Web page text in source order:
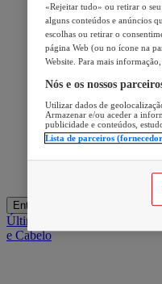
Entrar
Últimas
e Cabelo
«Rejeitar tudo» ou retirar o seu
alguns conteúdos e anúncios
escolhas ou retirar o
página Web (ou no ícone na
Website. Para mais
Nós e os nossos
Utilizar dados de
Armazenar e/ou aceder a
publicidade e conteúdos,
Lista de parceiros